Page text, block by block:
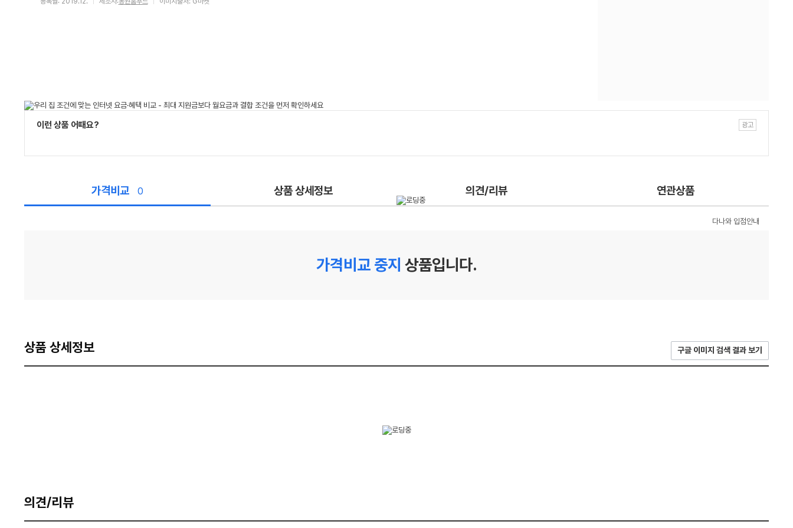
이런 상품 어때요?
가격비교 0 상품 상세정보 의견/리뷰 연관상품
다나와 입점안내
가격비교 중지 상품입니다.
상품 상세정보 구글 이미지 검색 결과 보기
의견/리뷰